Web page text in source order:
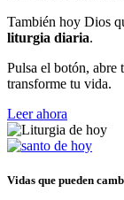
También hoy Dios
liturgia diaria.
Pulsa el botón, abre
transforme tu vida.
Leer ahora
Vidas que pueden